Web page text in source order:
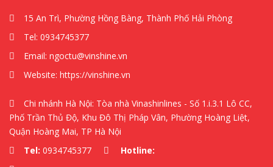
15 An Trì, Phường Hồng Bàng, Thành Phố Hải Phòng
Tel: 0934745377
Email: ngoctu@vinshine.vn
Website: https://vinshine.vn
Chi nhánh Hà Nội: Tòa nhà Vinashinlines - Số 1.i.3.1 Lô CC,
Phố Trần Thủ Độ, Khu Đô Thị Pháp Vân, Phường Hoàng Liệt,
Quận Hoàng Mai, TP Hà Nội
Tel: 0934745377 Hotline: